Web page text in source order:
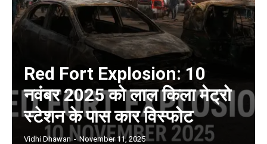
Red Fort Explosion: 10
नवंबर 2025 को लाल किला मेट्रो
स्टेशन के पास कार विस्फोट
Vidhi Dhawan - November 11, 2025